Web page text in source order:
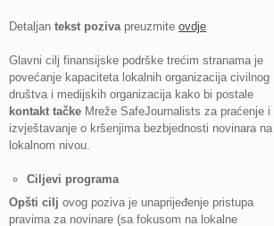
Detaljan tekst poziva preuzmite ovdje
Glavni cilj finansijske podrške trećim stranama je
povećanje kapaciteta lokalnih organizacija civilnog
društva i medijskih organizacija kako bi postale
kontakt tačke Mreže SafeJournalists za praćenje i
izvještavanje o kršenjima bezbjednosti novinara na
lokalnom nivou.
Ciljevi programa
Opšti cilj ovog poziva je unaprijeđenje pristupa
pravima za novinare (sa fokusom na lokalne